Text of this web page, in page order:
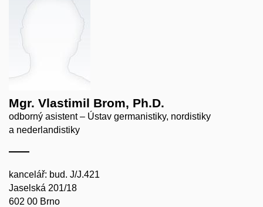
Mgr. Vlastimil Brom, Ph.D.
odborný asistent – Ústav germanistiky, nordistiky
a nederlandistiky
kancelář: bud. J/J.421
Jaselská 201/18
602 00 Brno